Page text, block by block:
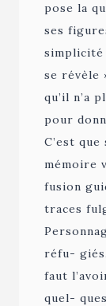
pose la
ses
simplicité
se révèle
qu’il n’a
pour
C’est
mémoire
fusion
traces
réfu-
faut
quel-